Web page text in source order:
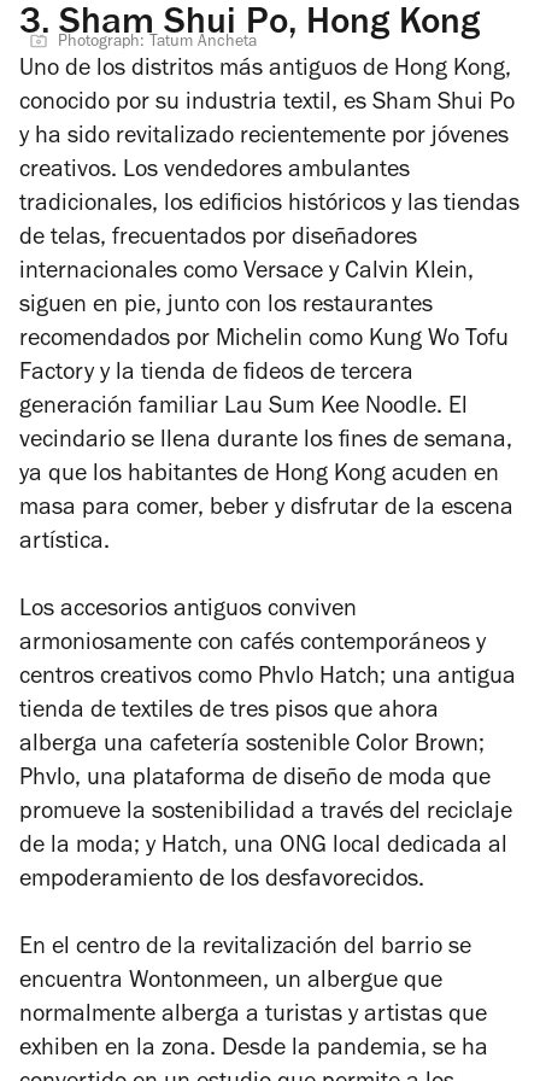
3. Sham Shui Po, Hong Kong
Photograph: Tatum Ancheta
Uno de los distritos más antiguos de Hong Kong,
conocido por su industria textil, es Sham Shui Po
y ha sido revitalizado recientemente por jóvenes
creativos. Los vendedores ambulantes
tradicionales, los edificios históricos y las tiendas
de telas, frecuentados por diseñadores
internacionales como Versace y Calvin Klein,
siguen en pie, junto con los restaurantes
recomendados por Michelin como Kung Wo Tofu
Factory y la tienda de fideos de tercera
generación familiar Lau Sum Kee Noodle. El
vecindario se llena durante los fines de semana,
ya que los habitantes de Hong Kong acuden en
masa para comer, beber y disfrutar de la escena
artística.
Los accesorios antiguos conviven
armoniosamente con cafés contemporáneos y
centros creativos como Phvlo Hatch; una antigua
tienda de textiles de tres pisos que ahora
alberga una cafetería sostenible Color Brown;
Phvlo, una plataforma de diseño de moda que
promueve la sostenibilidad a través del reciclaje
de la moda; y Hatch, una ONG local dedicada al
empoderamiento de los desfavorecidos.
En el centro de la revitalización del barrio se
encuentra Wontonmeen, un albergue que
normalmente alberga a turistas y artistas que
exhiben en la zona. Desde la pandemia, se ha